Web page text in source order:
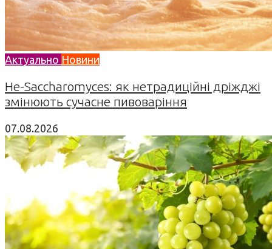
Актуально Новини
Не-Saccharomyces: як нетрадиційні дріжджі
змінюють сучасне пивоваріння
07.08.2026